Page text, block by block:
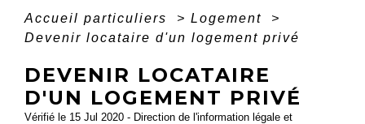
Accueil particuliers > Logement
>
Devenir locataire d'un logement privé
DEVENIR LOCATAIRE
D'UN LOGEMENT PRIVÉ
Vérifié le 15 Jul 2020 - Direction de l'information légale et